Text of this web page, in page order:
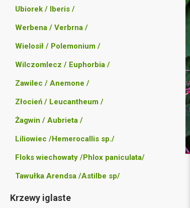
Ubiorek / Iberis /
Werbena / Verbrna /
Wielosił / Polemonium /
Wilczomlecz / Euphorbia /
Zawilec / Anemone /
Złocień / Leucantheum /
Żagwin / Aubrieta /
Liliowiec /Hemerocallis sp./
Floks wiechowaty /Phlox paniculata/
Tawułka Arendsa /Astilbe sp/
Krzewy iglaste